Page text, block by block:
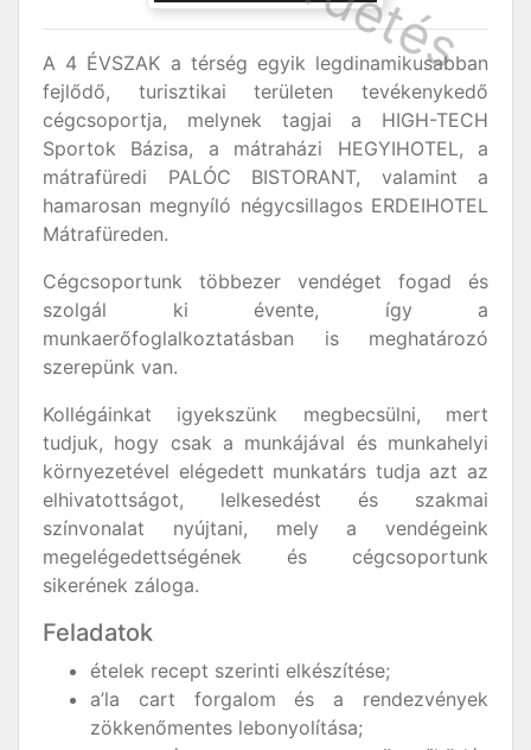
A 4 ÉVSZAK a térség egyik legdinamikusabban
fejlődő, turisztikai területen tevékenykedő
cégcsoportja, melynek tagjai a HIGH-TECH
Sportok Bázisa, a mátraházi HEGYIHOTEL, a
mátrafüredi PALÓC BISTORANT, valamint a
hamarosan megnyíló négycsillagos ERDEIHOTEL
Mátrafüreden.
Cégcsoportunk többezer vendéget fogad és
szolgál ki évente, így a
munkaerőfoglalkoztatásban is meghatározó
szerepünk van.
Kollégáinkat igyekszünk megbecsülni, mert
tudjuk, hogy csak a munkájával és munkahelyi
környezetével elégedett munkatárs tudja azt az
elhivatottságot, lelkesedést és szakmai
színvonalat nyújtani, mely a vendégeink
megelégedettségének és cégcsoportunk
sikerének záloga.
Feladatok
ételek recept szerinti elkészítése;
a’la cart forgalom és a rendezvények
zökkenőmentes lebonyolítása;